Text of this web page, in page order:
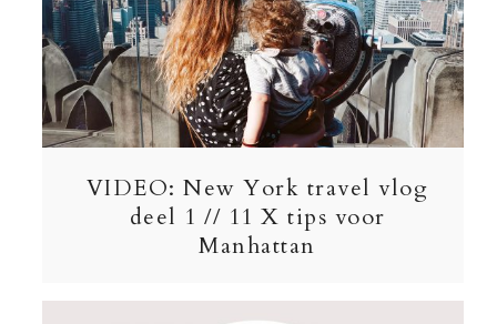
VIDEO: New York travel vlog
deel 1 // 11 X tips voor
Manhattan